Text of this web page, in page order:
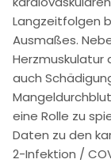
Langzeitfolgen
Ausmaßes.
Herzmuskulatur
auch
eine Rolle zu
Daten zu den
2-Infektion /